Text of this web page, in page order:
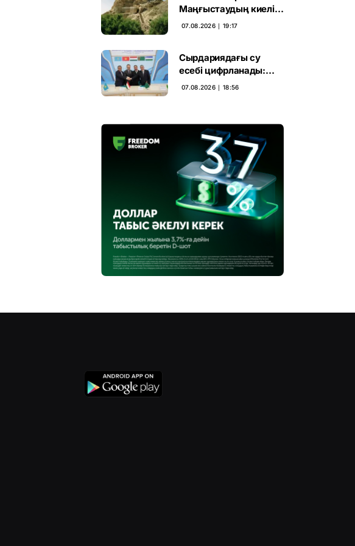
Маңғыстаудың киелі
мұрасын қорғаудың
07.08.2026 ∣ 19:17
Сырдариядағы су
есебі цифрланады:
Орталық Азия ортақ
07.08.2026 ∣ 18:56